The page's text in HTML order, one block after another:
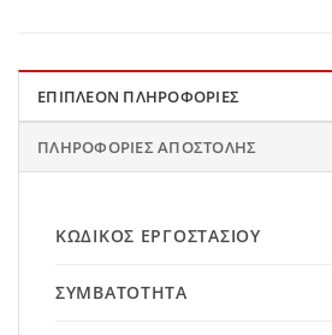
ΕΠΙΠΛΈΟΝ ΠΛΗΡΟΦΟΡΊΕΣ
ΠΛΗΡΟΦΟΡΊΕΣ ΑΠΟΣΤΟΛΉΣ
ΚΩΔΙΚΌΣ ΕΡΓΟΣΤΑΣΊΟΥ
ΣΥΜΒΑΤΌΤΗΤΑ